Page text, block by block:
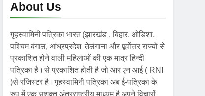
About Us
गृहस्वामिनी पत्रिका भारत (झारखंड , बिहार, ओडिशा,
पश्चिम बंगाल, आंध्रप्रदेश, तेलंगाना और पूर्वोत्तर राज्यों से
प्रकाशित होने वाली महिलाओं की एक मात्र हिन्दी
पत्रिका है ) से प्रकाशित होती है जो आर एन आई ( RNI
)से रजिस्टर है।गृहस्वामिनी पत्रिका अब ई-पत्रिका के
रुप में एक सशक्त अंतरराष्ट्रीय माध्यम है अपने विचारों